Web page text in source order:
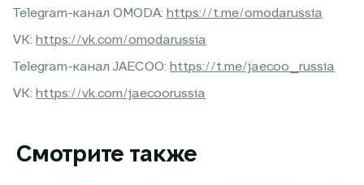
Telegram-канал OMODA: https://t.me/omodarussia
VK: https://vk.com/omodarussia
Telegram-канал JAECOO: https://t.me/jaecoo_russia
VK: https://vk.com/jaecoorussia
Смотрите также